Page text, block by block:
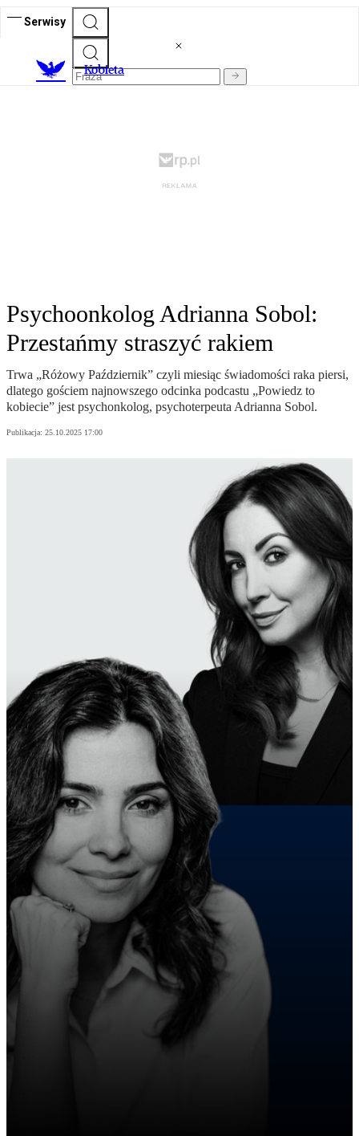
Serwisy
Kobieta
Psychoonkolog Adrianna Sobol:
Przestańmy straszyć rakiem
Trwa „Różowy Październik” czyli miesiąc świadomości raka piersi,
dlatego gościem najnowszego odcinka podcastu „Powiedz to
kobiecie” jest psychonkolog, psychoterpeuta Adrianna Sobol.
Publikacja: 25.10.2025 17:00